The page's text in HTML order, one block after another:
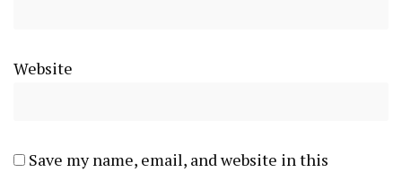
Website
Save my name, email, and website in this